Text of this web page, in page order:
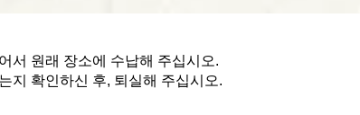
서 원래 장소에 수납해 주십시오.
지 확인하신 후, 퇴실해 주십시오.